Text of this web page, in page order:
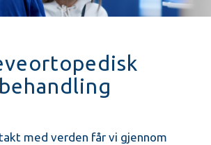
behandling
med verden får vi gjennom